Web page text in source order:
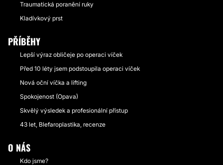
Traumatická poranění ruky
Kladívkový prst
PŘÍBĚHY
Lepší výraz obličeje po operaci víček
Před 10 léty jsem podstoupila operaci víček
Nová oční víčka a lifting
Spokojenost (Opava)
Skvělý výsledek a profesionální přístup
43 let, Blefaroplastika, recenze
O NÁS
Kdo jsme?